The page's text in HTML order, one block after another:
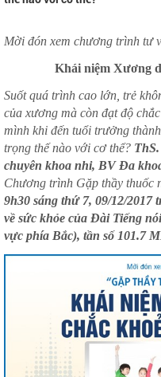
Mời đón xem chương trình tư
Khái niệm Xương
Suốt quá trình cao lớn, trẻ
của xương mà còn đạt độ
mình khi đến tuổi trưởng
trọng thế nào với cơ thể?
chuyên khoa nhi, BV Đa
Chương trình Gặp thầy thuốc
9h30 sáng thứ 7, 09/12/2017
về sức khỏe của Đài Tiếng
vực phía Bắc), tần số 101.7